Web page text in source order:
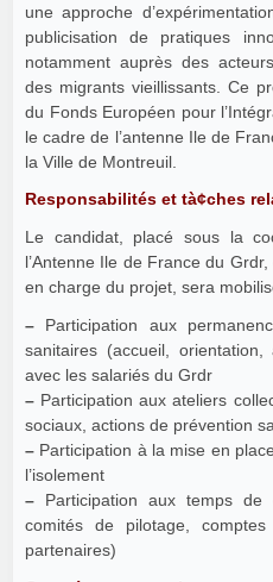
une approche
publicisation de pratiques
notamment auprès des
des migrants vieillissants. Ce
du Fonds Européen pour
le cadre de l’antenne Ile de
la Ville de Montreuil.
Responsabilités et tà¢ches
Le candidat, placé sous la
l’Antenne Ile de France du
en charge du projet, sera
– Participation aux
sanitaires (accueil,
avec les salariés du Grdr
– Participation aux ateliers
sociaux, actions de prévention
– Participation à la mise en
l’isolement
– Participation aux temps de
comités de pilotage,
partenaires)